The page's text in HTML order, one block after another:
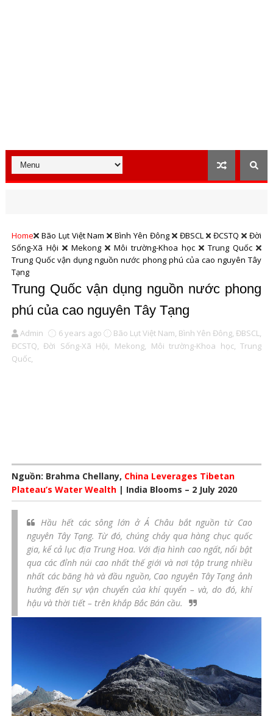
Home Bão Lụt Việt Nam Bình Yên Đông ĐBSCL ĐCSTQ
Đời
Sống-Xã Hội
Mekong Môi trường-Khoa học
Trung Quốc
Trung Quốc vận dụng nguồn nước phong phú của cao nguyên Tây
Tạng
Trung Quốc vận dụng nguồn nước phong
phú của cao nguyên Tây Tạng
Admin 6 years ago Bão Lụt Việt Nam, Bình Yên Đông, ĐBSCL,
ĐCSTQ, Đời Sống-Xã Hội, Mekong, Môi trường-Khoa học, Trung
Quốc,
Nguồn: Brahma Chellany, China Leverages Tibetan
Plateau’s Water Wealth| India Blooms – 2 July 2020
Hầu hết các sông lớn ở Á Châu bắt nguồn từ Cao
nguyên Tây Tạng. Từ đó, chúng chảy qua hàng chục quốc
gia, kể cả lục địa Trung Hoa. Với địa hình cao ngất, nổi bật
qua các đỉnh núi cao nhất thế giới và nơi tập trung nhiều
nhất các băng hà và đầu nguồn, Cao nguyên Tây Tạng ảnh
hưởng đến sự vận chuyển của khí quyển – và, do đó, khí
hậu và thời tiết – trên khắp Bắc Bán cầu.